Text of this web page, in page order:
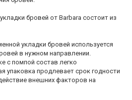
бровей от Barbara состоит из
укладки бровей используется
в нужном направлении.
с помпой состав легко
упаковка продлевает срок годности
внешних факторов на